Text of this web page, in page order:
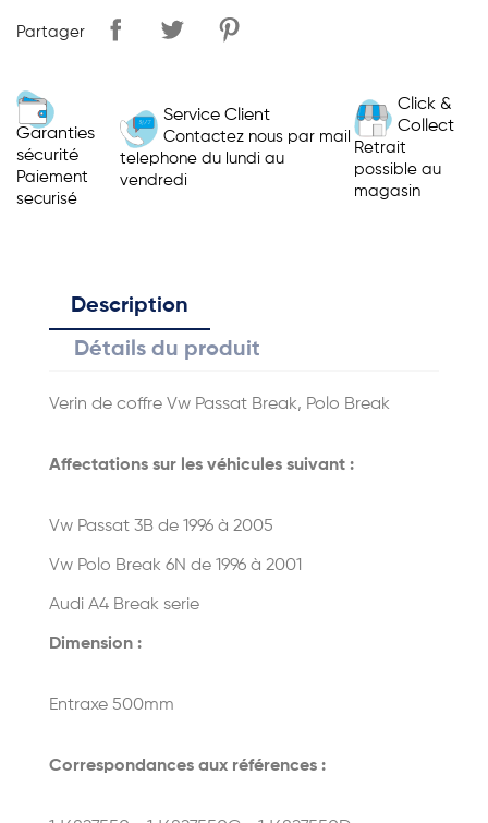
Partager
Garanties
sécurité
Paiement
securisé
Service Client
Contactez nous par mail
telephone du lundi au
vendredi
Click &
Collect
Retrait
possible au
magasin
Description
Détails du produit
Verin de coffre Vw Passat Break, Polo Break
Affectations sur les véhicules suivant :
Vw Passat 3B de 1996 à 2005
Vw Polo Break 6N de 1996 à 2001
Audi A4 Break serie
Dimension :
Entraxe 500mm
Correspondances aux références :